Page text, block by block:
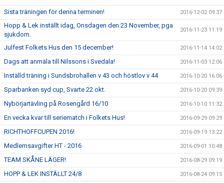
Sista träningen för denna terminen! 2016-12-02 09:37
Hopp & Lek inställt idag, Onsdagen den 23 November, pga
sjukdom.
2016-11-23 11:19
Julfest Folkets Hus den 15 december! 2016-11-14 14:02
Dags att anmäla till Nilssons i Svedala! 2016-11-03 12:06
Inställd träning i Sundsbrohallen v 43 och höstlov v 44 2016-10-20 16:06
Sparbanken syd cup, Svarte 22 okt. 2016-10-20 09:39
Nybörjartävling på Rosengård 16/10 2016-10-10 11:32
En vecka kvar till seriematch i Folkets Hus! 2016-09-29 09:29
RICHTHOFFCUPEN 2016! 2016-09-19 13:22
Medlemsavgifter HT - 2016 2016-09-01 10:48
TEAM SKÅNE LÄGER! 2016-08-29 09:19
HOPP & LEK INSTÄLLT 24/8 2016-08-24 09:15